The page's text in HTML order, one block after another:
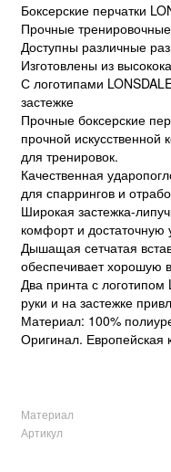
Боксерские перчатки
Прочные тренировочные
Доступны различные
Изготовлены из
С логотипами
застежке
Прочные боксерские
прочной
для тренировок.
Качественная
для спаррингов и
Широкая застежка-
комфорт и достаточную
Дышащая сетчатая
обеспечивает хорошую
Два принта с логотипом
руки и на застежке
Материал: 100%
Оригинал. Европейская
Материал
Артикул